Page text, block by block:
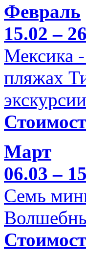
Февраль
15.02 –
Мексика
пляжах
Март
06.03 –
Семь